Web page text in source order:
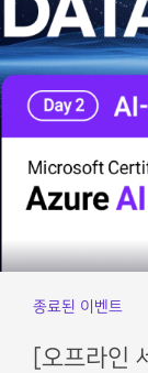
종료된 이벤트
[오프라인